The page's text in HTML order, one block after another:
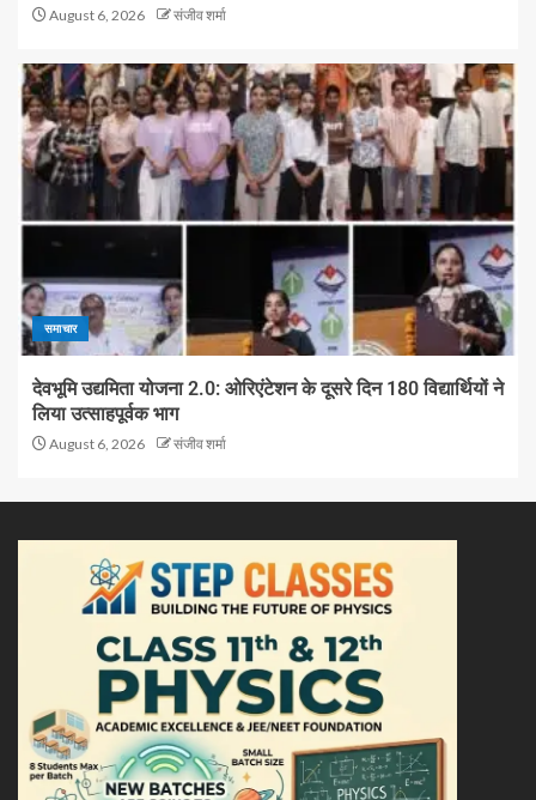
August 6, 2026 संजीव शर्मा
समाचार
देवभूमि उद्यमिता योजना 2.0: ओरिएंटेशन के दूसरे दिन 180 विद्यार्थियों ने
लिया उत्साहपूर्वक भाग
August 6, 2026 संजीव शर्मा